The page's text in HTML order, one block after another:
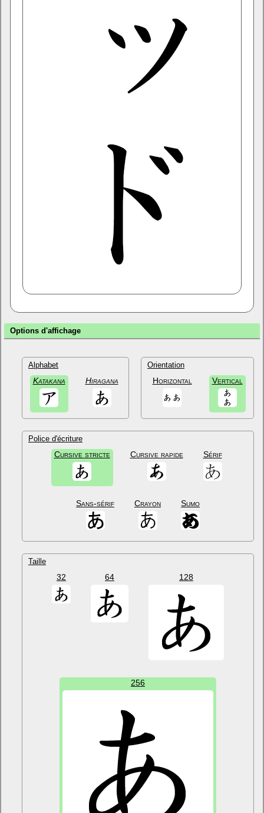
Options d'affichage
Alphabet
Katakana Hiragana
Orientation
Horizontal Vertical
Police d'écriture
Cursive stricte Cursive rapide Sérif
Sans-sérif Crayon Sumo
Taille
32 64 128
256